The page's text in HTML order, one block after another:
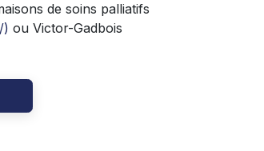
de soins palliatifs
) ou Victor-Gadbois